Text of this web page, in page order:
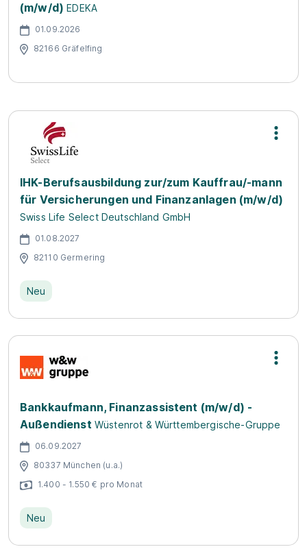
(m/w/d) EDEKA
01.09.2026
82166 Gräfelfing
IHK-Berufsausbildung zur/zum Kauffrau/-mann
für Versicherungen und Finanzanlagen (m/w/d)
Swiss Life Select Deutschland GmbH
01.08.2027
82110 Germering
Neu
Bankkaufmann, Finanzassistent (m/w/d) -
Außendienst Wüstenrot & Württembergische-Gruppe
06.09.2027
80337 München (u.a.)
1.400 - 1.550 € pro Monat
Neu